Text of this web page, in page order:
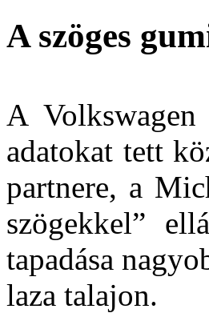
A szöges
A Volkswagen
adatokat tett
partnere, a
szögekkel”
tapadása
laza talajon.